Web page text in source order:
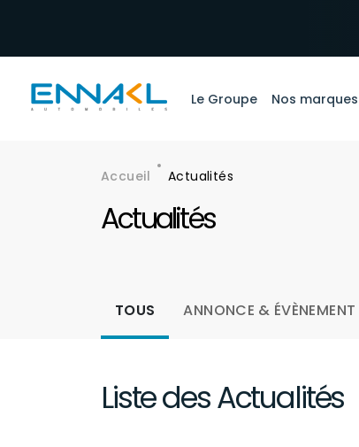
Le Groupe Nos marques
Fil d'Ariane
Accueil Actualités
Actualités
TOUS
ANNONCE & ÉVÈNEMENT
Liste des Actualités